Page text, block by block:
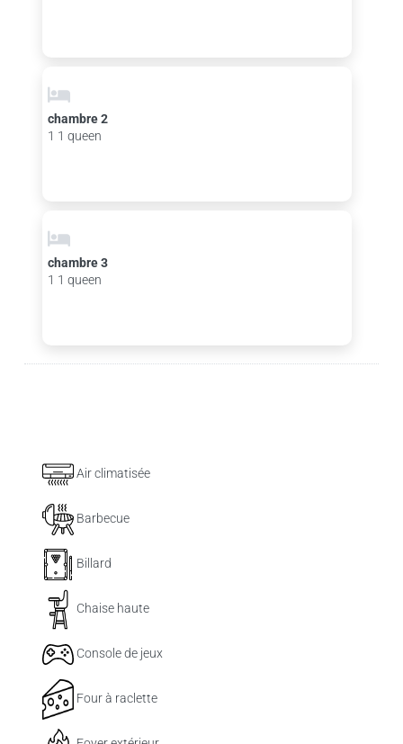
chambre 2
1 1 queen
chambre 3
1 1 queen
Air climatisée
Barbecue
Billard
Chaise haute
Console de jeux
Four à raclette